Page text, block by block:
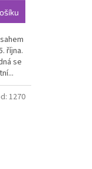
října.
se
1270